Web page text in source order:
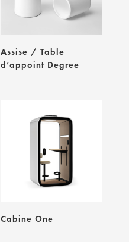
Assise / Table
d’appoint Degree
Cabine One